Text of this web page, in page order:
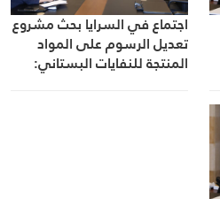
اجتماع في السرايا بحث مشروع
تعديل الرسوم على المواد
المنتجة للنفايات البستاني:
طرحنا تأمين إيرادات من مصادر